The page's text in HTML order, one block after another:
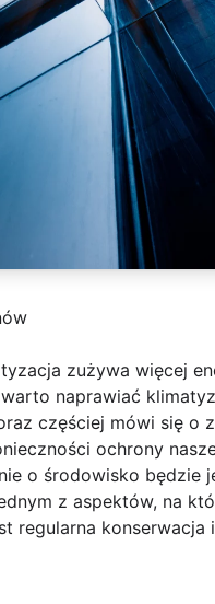
zużywa więcej
naprawiać
częściej mówi się o
ochrony
o środowisko będzie
z aspektów, na
regularna konserwacja